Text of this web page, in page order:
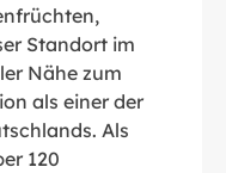
Standort im
Nähe zum
als einer der
Als
120